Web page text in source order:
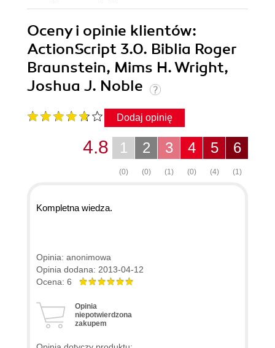
Oceny i opinie klientów:
ActionScript 3.0. Biblia Roger
Braunstein, Mims H. Wright,
Joshua J. Noble
Dodaj opinię
6
(1)
5
(4)
4
(0)
3
(1)
2
(0)
1
(0)
4.8
Kompletna wiedza.
Opinia: anonimowa
Opinia dodana: 2013-04-12
Ocena: 6
Opinia
niepotwierdzona
zakupem